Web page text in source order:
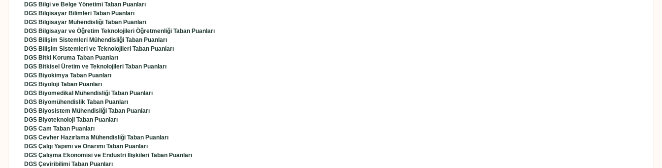
DGS Bilgi ve Belge Yönetimi Taban Puanları
DGS Bilgisayar Bilimleri Taban Puanları
DGS Bilgisayar Mühendisliği Taban Puanları
DGS Bilgisayar ve Öğretim Teknolojileri Öğretmenliği Taban Puanları
DGS Bilişim Sistemleri Mühendisliği Taban Puanları
DGS Bilişim Sistemleri ve Teknolojileri Taban Puanları
DGS Bitki Koruma Taban Puanları
DGS Bitkisel Üretim ve Teknolojileri Taban Puanları
DGS Biyokimya Taban Puanları
DGS Biyoloji Taban Puanları
DGS Biyomedikal Mühendisliği Taban Puanları
DGS Biyomühendislik Taban Puanları
DGS Biyosistem Mühendisliği Taban Puanları
DGS Biyoteknoloji Taban Puanları
DGS Cam Taban Puanları
DGS Cevher Hazırlama Mühendisliği Taban Puanları
DGS Çalgı Yapımı ve Onarımı Taban Puanları
DGS Çalışma Ekonomisi ve Endüstri İlişkileri Taban Puanları
DGS Çeviribilimi Taban Puanları